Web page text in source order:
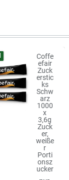
Coffe
efair
Zuck
erstic
ks
Schw
arz
1000
x
3,6g
Zuck
er,
weiße
r
Porti
onsz
ucker